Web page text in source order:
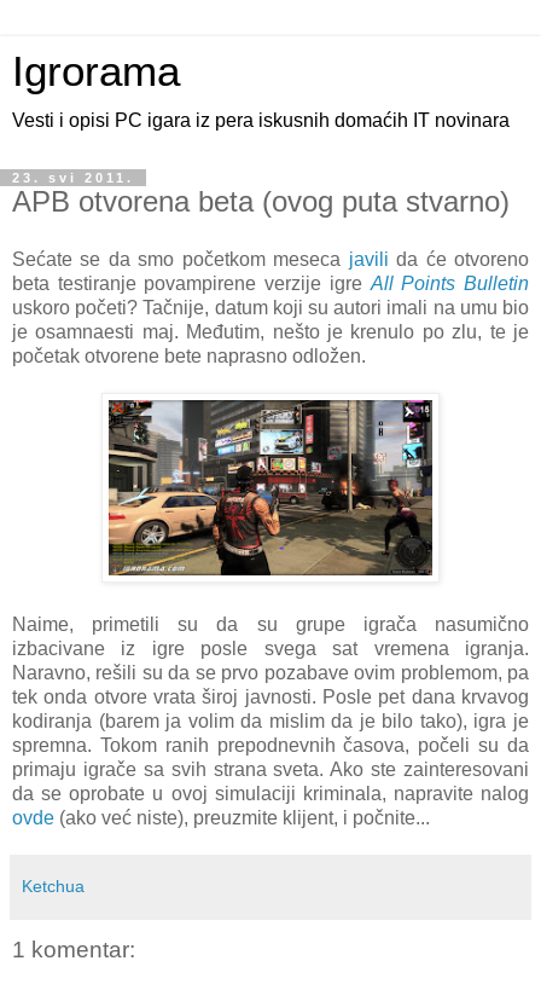
Igrorama
Vesti i opisi PC igara iz pera iskusnih domaćih IT novinara
23. svi 2011.
APB otvorena beta (ovog puta stvarno)
Sećate se da smo početkom meseca javili da će otvoreno
beta testiranje povampirene verzije igre All Points Bulletin
uskoro početi? Tačnije, datum koji su autori imali na umu bio
je osamnaesti maj. Međutim, nešto je krenulo po zlu, te je
početak otvorene bete naprasno odložen.
Naime, primetili su da su grupe igrača nasumično
izbacivane iz igre posle svega sat vremena igranja.
Naravno, rešili su da se prvo pozabave ovim problemom, pa
tek onda otvore vrata široj javnosti. Posle pet dana krvavog
kodiranja (barem ja volim da mislim da je bilo tako), igra je
spremna. Tokom ranih prepodnevnih časova, počeli su da
primaju igrače sa svih strana sveta. Ako ste zainteresovani
da se oprobate u ovoj simulaciji kriminala, napravite nalog
ovde (ako već niste), preuzmite klijent, i počnite...
Ketchua
1 komentar: